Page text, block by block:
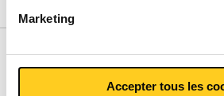
Marketing
Accepter tous les
CARACTÉRISTIQUES
Liste de prix